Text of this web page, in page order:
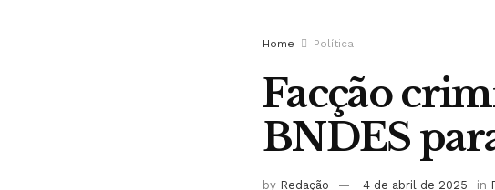
Home Política
Facção
BNDES
by Redação 4 de abril de 2025 in